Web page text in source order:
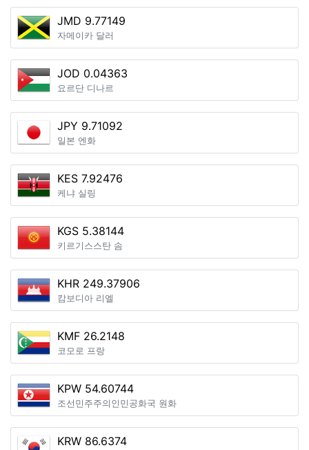
JMD 9.77149
자메이카 달러
JOD 0.04363
요르단 디나르
JPY 9.71092
일본 엔화
KES 7.92476
케냐 실링
KGS 5.38144
키르기스스탄 솜
KHR 249.37906
캄보디아 리엘
KMF 26.2148
코모로 프랑
KPW 54.60744
조선민주주의인민공화국 원화
KRW 86.6374